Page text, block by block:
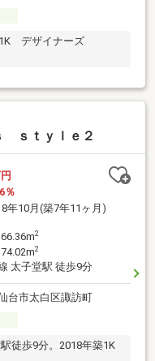
デザイナーズ
ｓｔｙｌｅ２
％
年10月(築7年11ヶ月)
2
2
太子堂駅 徒歩9分
台市太白区諏訪町
徒歩9分。2018年築1K